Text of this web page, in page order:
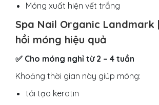
Móng xuất hiện vết trắng
Spa Nail Organic Landmark
hồi móng hiệu quả
✅ Cho móng nghỉ từ 2 – 4 tuần
Khoảng thời gian này giúp móng:
tái tạo keratin